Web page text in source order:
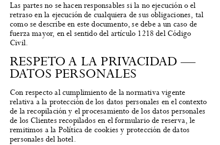
Las partes no se hacen responsables si la no ejecución o el
retraso en la ejecución de cualquiera de sus obligaciones, tal
como se describe en este documento, se debe a un caso de
fuerza mayor, en el sentido del artículo 1218 del Código
Civil.
RESPETO A LA PRIVACIDAD —
DATOS PERSONALES
Con respecto al cumplimiento de la normativa vigente
relativa a la protección de los datos personales en el contexto
de la recopilación y el procesamiento de los datos personales
de los Clientes recopilados en el formulario de reserva, le
remitimos a la Política de cookies y protección de datos
personales del hotel.